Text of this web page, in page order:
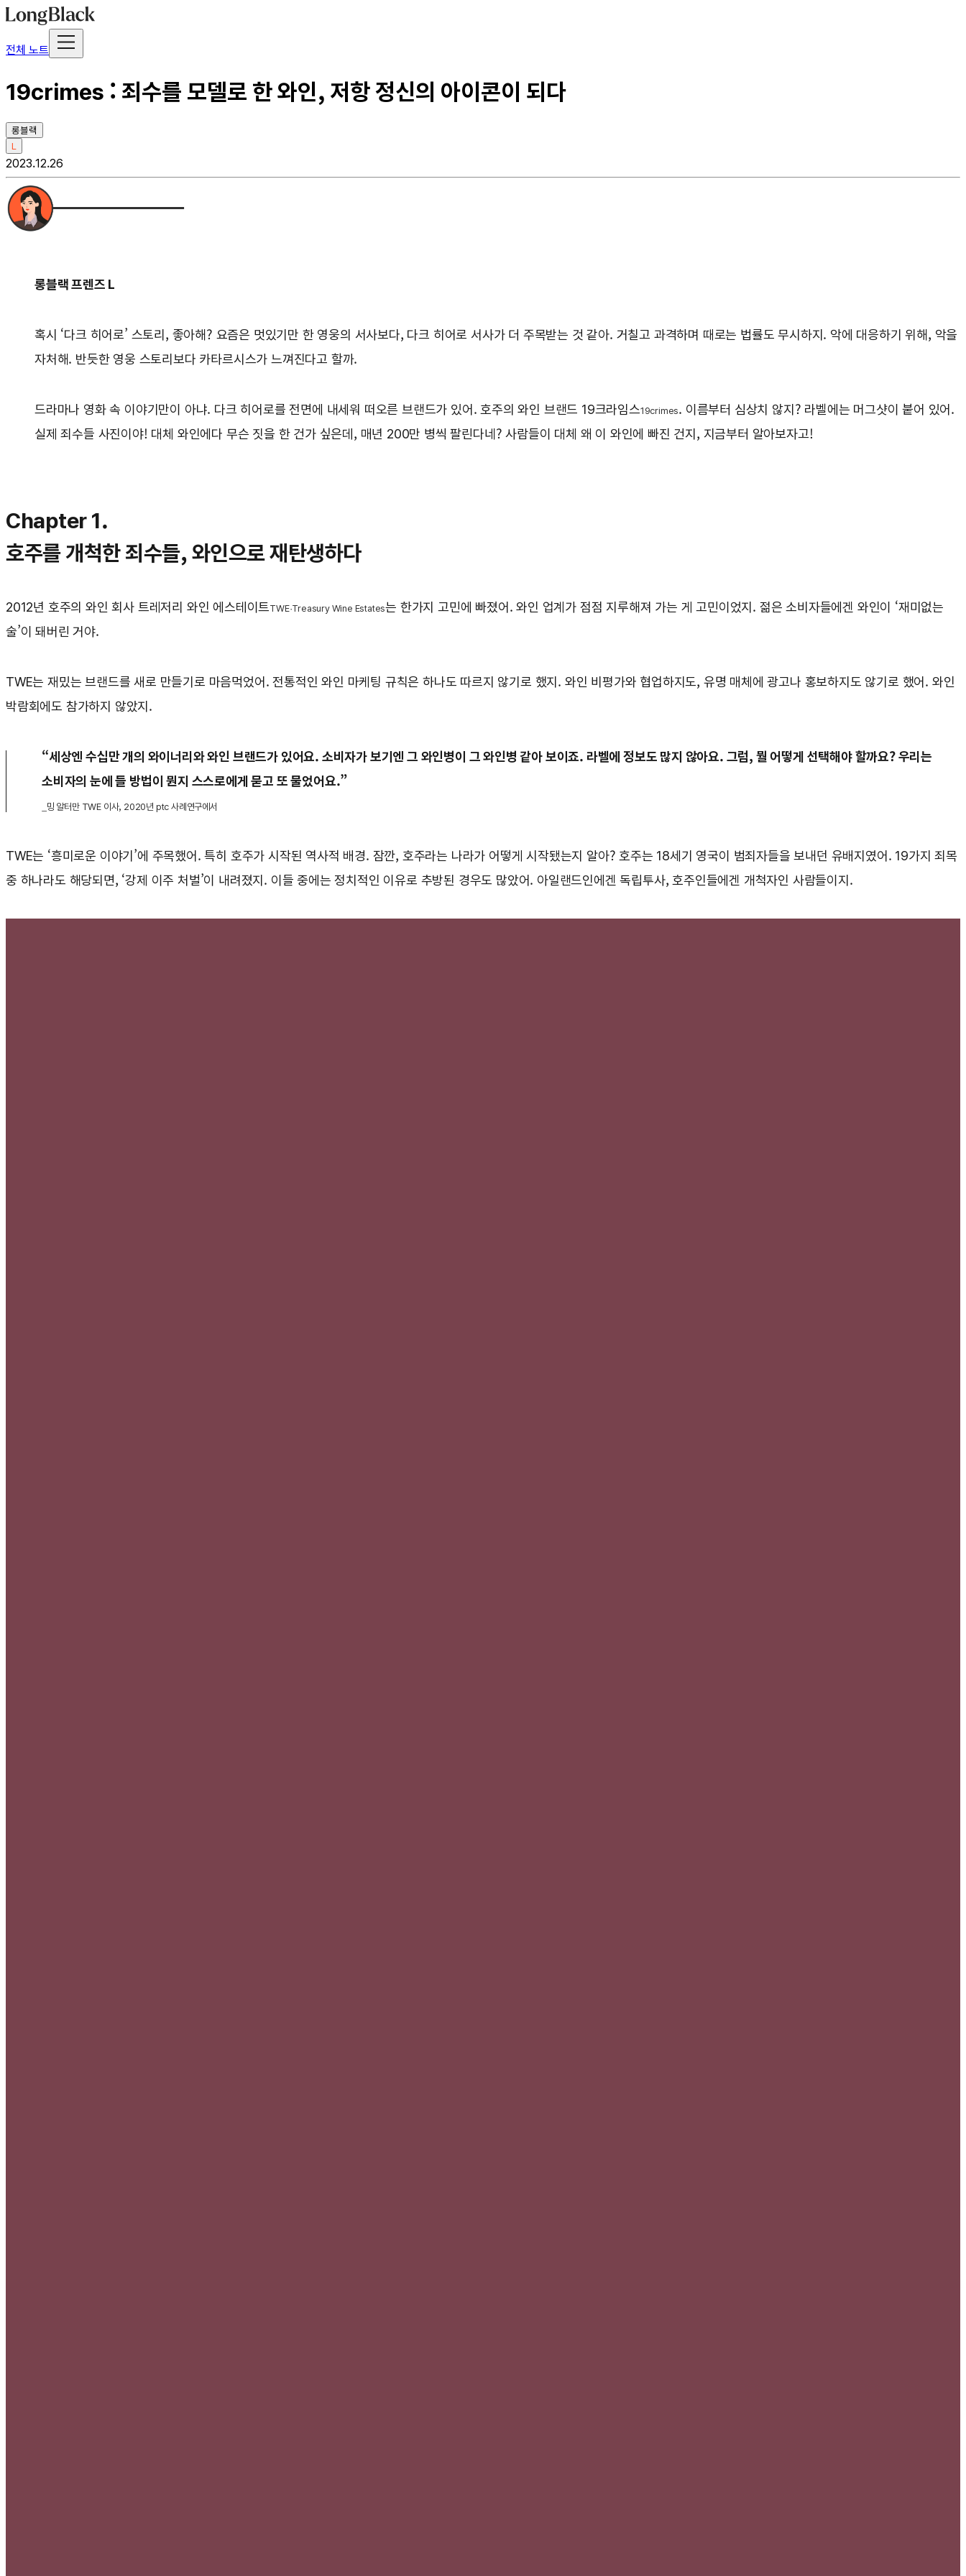
전체 노트
19crimes : 죄수를 모델로 한 와인, 저항 정신의 아이콘이 되다
롱블랙
L
2023.12.26
롱블랙 프렌즈 L
혹시 ‘다크 히어로’ 스토리, 좋아해? 요즘은 멋있기만 한 영웅의 서사보다, 다크 히어로 서사가 더 주목받는 것 같아. 거칠고 과격하며 때로는 법률도 무시하지. 악에 대응하기 위해, 악을
자처해. 반듯한 영웅 스토리보다 카타르시스가 느껴진다고 할까.
드라마나 영화 속 이야기만이 아냐. 다크 히어로를 전면에 내세워 떠오른 브랜드가 있어. 호주의 와인 브랜드 19크라임스19crimes. 이름부터 심상치 않지? 라벨에는 머그샷이 붙어 있어.
실제 죄수들 사진이야! 대체 와인에다 무슨 짓을 한 건가 싶은데, 매년 200만 병씩 팔린다네? 사람들이 대체 왜 이 와인에 빠진 건지, 지금부터 알아보자고!
Chapter 1.
호주를 개척한 죄수들, 와인으로 재탄생하다
2012년 호주의 와인 회사 트레저리 와인 에스테이트TWE·Treasury Wine Estates는 한가지 고민에 빠졌어. 와인 업계가 점점 지루해져 가는 게 고민이었지. 젊은 소비자들에겐 와인이 ‘재미없는
술’이 돼버린 거야.
TWE는 재밌는 브랜드를 새로 만들기로 마음먹었어. 전통적인 와인 마케팅 규칙은 하나도 따르지 않기로 했지. 와인 비평가와 협업하지도, 유명 매체에 광고나 홍보하지도 않기로 했어. 와인
박람회에도 참가하지 않았지.
“세상엔 수십만 개의 와이너리와 와인 브랜드가 있어요. 소비자가 보기엔 그 와인병이 그 와인병 같아 보이죠. 라벨에 정보도 많지 않아요. 그럼, 뭘 어떻게 선택해야 할까요? 우리는
소비자의 눈에 들 방법이 뭔지 스스로에게 묻고 또 물었어요.”
_밍 알터만 TWE 이사, 2020년 ptc 사례연구에서
TWE는 ‘흥미로운 이야기’에 주목했어. 특히 호주가 시작된 역사적 배경. 잠깐, 호주라는 나라가 어떻게 시작됐는지 알아? 호주는 18세기 영국이 범죄자들을 보내던 유배지였어. 19가지 죄목
중 하나라도 해당되면, ‘강제 이주 처벌’이 내려졌지. 이들 중에는 정치적인 이유로 추방된 경우도 많았어. 아일랜드인에겐 독립투사, 호주인들에겐 개척자인 사람들이지.